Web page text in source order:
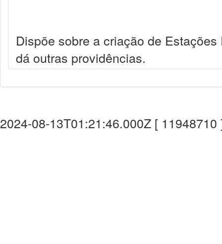
Dispõe sobre a criação de
dá outras providências.
2024-08-13T01:21:46.000Z [ 11948710